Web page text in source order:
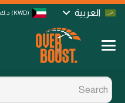
العربية (KWD) د.ك